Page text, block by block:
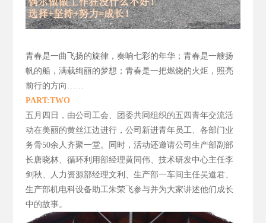
青春是一曲飞扬的旋律， 奏响七彩的年华；青春是一艘扬
帆的船，满载绚丽的梦想；青春是一把燃烧的火炬，照亮
前行的方向……
PART:TWO
五月四日，由公司工会、团委共同组织的五四青年交流活
动在美丽的黄丝江边进行，公司新进青年员工、各部门业
务骨50余人齐聚一堂。同时，活动还邀请公司生产部副部
长唐晓林、循环利用部经理黄同伟、技术研发中心主任李
剑秋、人力资源部经理文利、生产部一车间主任吴道君、
生产部机电科设备助工朱荣飞参与并为大家讲述他们成长
中的故事。